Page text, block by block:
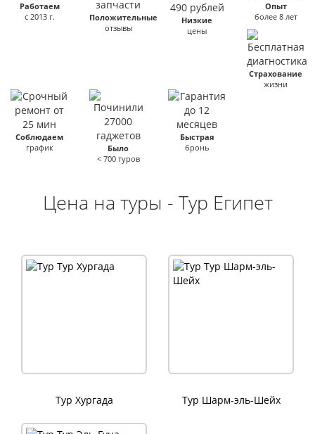
Работаем
с 2013 г.
Положительные
отзывы
Низкие
цены
Опыт
более 8 лет
Страхование
жизни
Соблюдаем
график
Было
< 700 туров
Быстрая
бронь
Цена на туры - Тур Египет
Тур Хургада Тур Шарм-эль-Шейх